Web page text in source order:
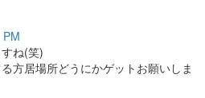
ね(笑)
方居場所どうにかゲットお願いしま